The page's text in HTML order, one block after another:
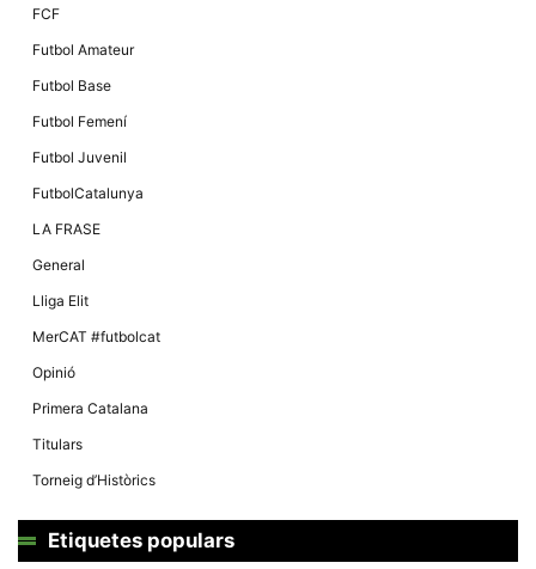
FCF
Futbol Amateur
Futbol Base
Futbol Femení
Futbol Juvenil
FutbolCatalunya
LA FRASE
General
Lliga Elit
MerCAT #futbolcat
Opinió
Primera Catalana
Titulars
Torneig d’Històrics
Etiquetes populars